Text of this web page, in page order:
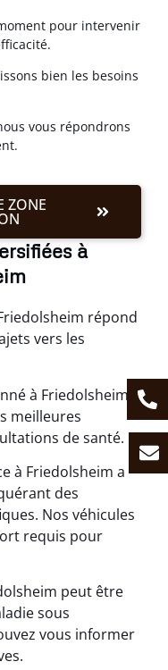
pour intervenir
bien les besoins
vous répondrons
ZONE
à
répond
vers les
à Friedolsheim
meilleures
de santé.
à Friedolsheim a
des
Nos véhicules
requis pour
peut être
sous
vous informer